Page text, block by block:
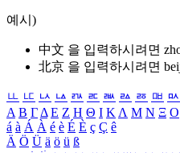
예시)
中文 을 입력하시려면
北京 을 입력하시려면
ㅥ ㅦ ㅧ ㅨ ㅩ ㅪ ㅫ ㅬ ㅭ ㅮ ㅯ
Α Β ΓΔ Ε Ζ Η Θ Ι ΚΛ Μ Ν Ξ Ο
á à Á À é è É È ç Ç ê
Ä Ö Ü ä ö ü ß